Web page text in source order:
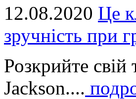
12.08.2020 Це
зручність при
Розкрийте
Jackson....